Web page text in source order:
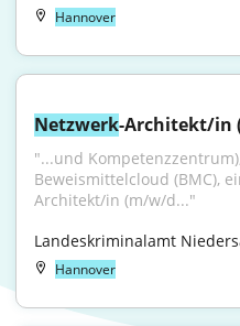
Hannover
Netzwerk-Architekt/in
"...und
Beweismittelcloud (BMC),
Architekt/in (m/w/d..."
Landeskriminalamt
Hannover